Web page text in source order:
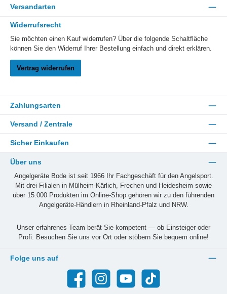
Versandarten
Widerrufsrecht
Sie möchten einen Kauf widerrufen? Über die folgende Schaltfläche
können Sie den Widerruf Ihrer Bestellung einfach und direkt erklären.
Vertrag widerrufen
Zahlungsarten
Versand / Zentrale
Sicher Einkaufen
Über uns
Angelgeräte Bode ist seit 1966 Ihr Fachgeschäft für den Angelsport.
Mit drei Filialen in Mülheim-Kärlich, Frechen und Heidesheim sowie
über 15.000 Produkten im Online-Shop gehören wir zu den führenden
Angelgeräte-Händlern in Rheinland-Pfalz und NRW.
Unser erfahrenes Team berät Sie kompetent — ob Einsteiger oder
Profi. Besuchen Sie uns vor Ort oder stöbern Sie bequem online!
Folge uns auf
Facebook Instagram YouTube TikTok